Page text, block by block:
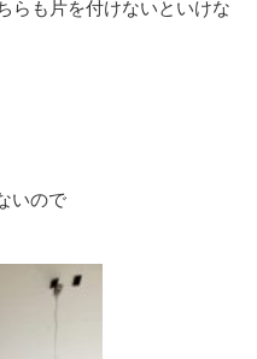
らも片を付けないといけな
いので